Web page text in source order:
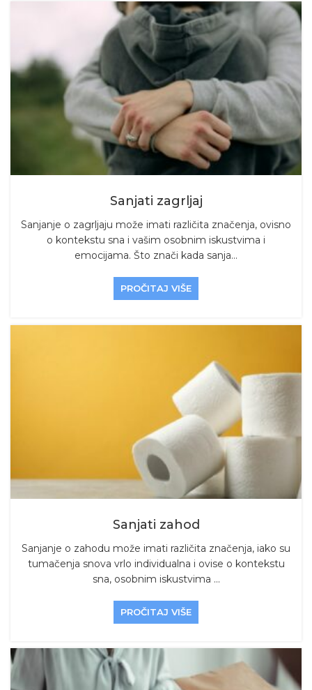
Sanjati zagrljaj
Sanjanje o zagrljaju može imati različita značenja, ovisno
o kontekstu sna i vašim osobnim iskustvima i
emocijama. Što znači kada sanja...
PROČITAJ VIŠE
Sanjati zahod
Sanjanje o zahodu može imati različita značenja, iako su
tumačenja snova vrlo individualna i ovise o kontekstu
sna, osobnim iskustvima ...
PROČITAJ VIŠE